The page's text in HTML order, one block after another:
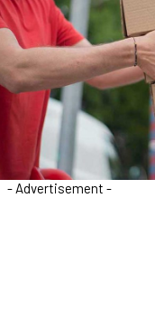
- Advertisement -